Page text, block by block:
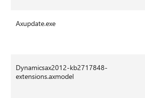
Axupdate.exe
Dynamicsax2012-kb2717848-
extensions.axmodel